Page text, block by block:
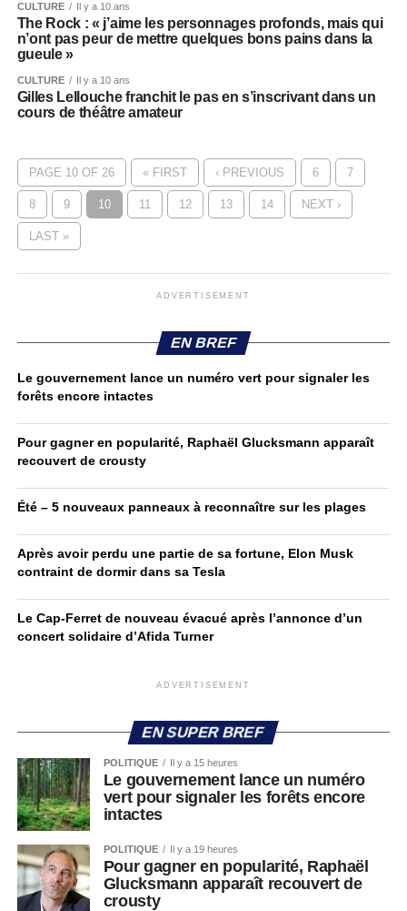
CULTURE Il y a 10 ans
The Rock : « j’aime les personnages profonds, mais qui
n’ont pas peur de mettre quelques bons pains dans la
gueule »
CULTURE Il y a 10 ans
Gilles Lellouche franchit le pas en s’inscrivant dans un
cours de théâtre amateur
PAGE 10 OF 26 « FIRST ‹ PREVIOUS 6 7
8 9 10 11 12 13 14 NEXT ›
LAST »
ADVERTISEMENT
EN BREF
Le gouvernement lance un numéro vert pour signaler les
forêts encore intactes
Pour gagner en popularité, Raphaël Glucksmann apparaît
recouvert de crousty
Été – 5 nouveaux panneaux à reconnaître sur les plages
Après avoir perdu une partie de sa fortune, Elon Musk
contraint de dormir dans sa Tesla
Le Cap-Ferret de nouveau évacué après l’annonce d’un
concert solidaire d’Afida Turner
ADVERTISEMENT
EN SUPER BREF
POLITIQUE Il y a 15 heures
Le gouvernement lance un numéro
vert pour signaler les forêts encore
intactes
POLITIQUE Il y a 19 heures
Pour gagner en popularité, Raphaël
Glucksmann apparaît recouvert de
crousty